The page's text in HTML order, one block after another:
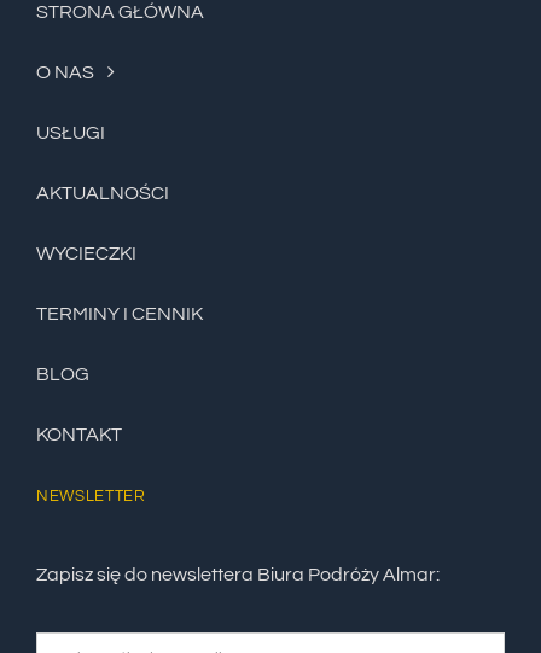
STRONA GŁÓWNA
O NAS
USŁUGI
AKTUALNOŚCI
WYCIECZKI
TERMINY I CENNIK
BLOG
KONTAKT
NEWSLETTER
Zapisz się do newslettera Biura Podróży Almar: